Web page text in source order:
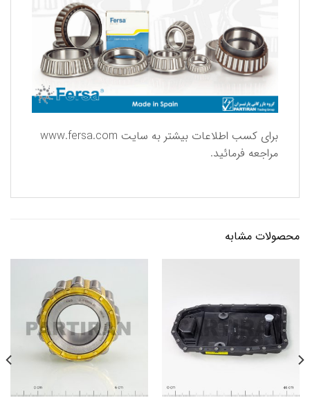
برای كسب اطلاعات بیشتر به سایت www.fersa.com
مراجعه فرمائید.
محصولات مشابه